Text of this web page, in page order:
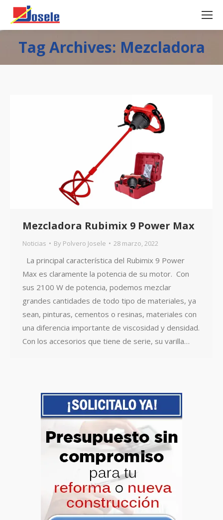
Tag Archives: Mezcladora
Mezcladora Rubimix 9 Power Max
Noticias By Polvero Josele 28 marzo, 2022
La principal característica del Rubimix 9 Power
Max es claramente la potencia de su motor. Con
sus 2100 W de potencia, podemos mezclar
grandes cantidades de todo tipo de materiales, ya
sean, pinturas, cementos o resinas, materiales con
una diferencia importante de viscosidad y densidad.
Con los accesorios que tiene de serie, su varilla…